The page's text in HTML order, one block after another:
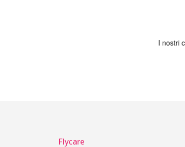
Flycare